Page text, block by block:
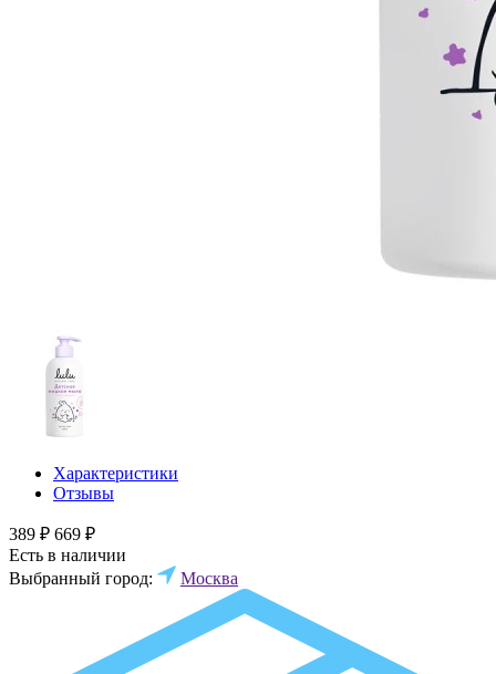
Характеристики
Отзывы
389 ₽ 669 ₽
Есть в наличии
Выбранный город:
Москва